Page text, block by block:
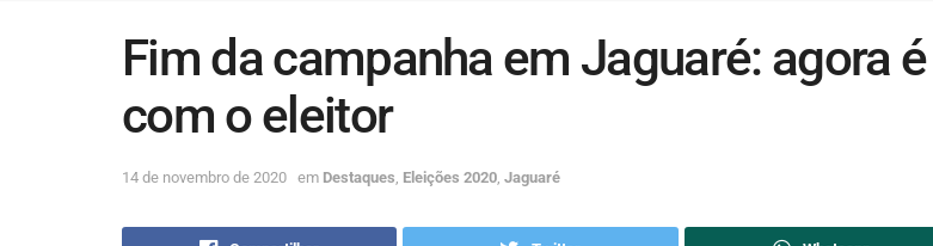
Fim da campanha em Jaguaré: agora é
com o eleitor
14 de novembro de 2020 em Destaques Eleições 2020 Jaguaré